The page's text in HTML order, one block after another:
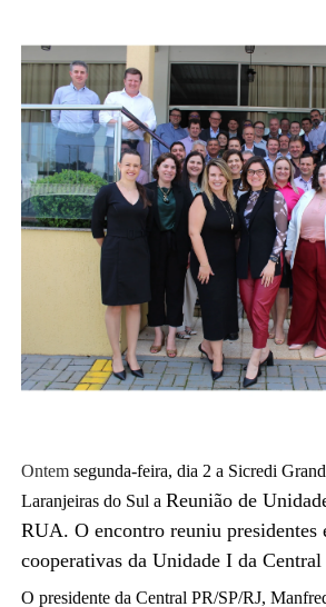
Ontemsegunda-feira, dia 2 a Sicredi
Laranjeiras do Sul a Reunião de
RUA. O encontro reuniu presidentes
cooperativas da Unidade I da Central
O presidente da Central PR/SP/RJ,